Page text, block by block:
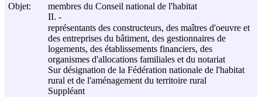
Objet:
membres du Conseil national de l'habitat
II. -
représentants des constructeurs, des maîtres d'oeuvre et
des entreprises du bâtiment, des gestionnaires de
logements, des établissements financiers, des
organismes d'allocations familiales et du notariat
Sur désignation de la Fédération nationale de l'habitat
rural et de l'aménagement du territoire rural
Suppléant